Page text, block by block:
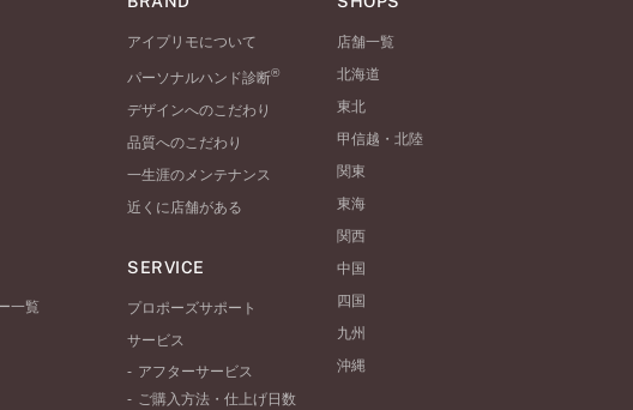
一覧
アイプリモについて
パーソナルハンド診断®
デザインへのこだわり
品質へのこだわり
一生涯のメンテナンス
近くに店舗がある
SERVICE
プロポーズサポート
サービス
アフターサービス
ご購入方法・仕上げ日数
店舗一覧
北海道
東北
甲信越・北陸
関東
東海
関西
中国
四国
九州
沖縄